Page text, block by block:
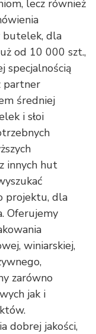
lecz również
dla
od 10 000 szt.,
specjalnością
partner
średniej
i słoi
innych hut
projektu, dla
Oferujemy
winiarskiej,
zarówno
jak i
dobrej jakości,